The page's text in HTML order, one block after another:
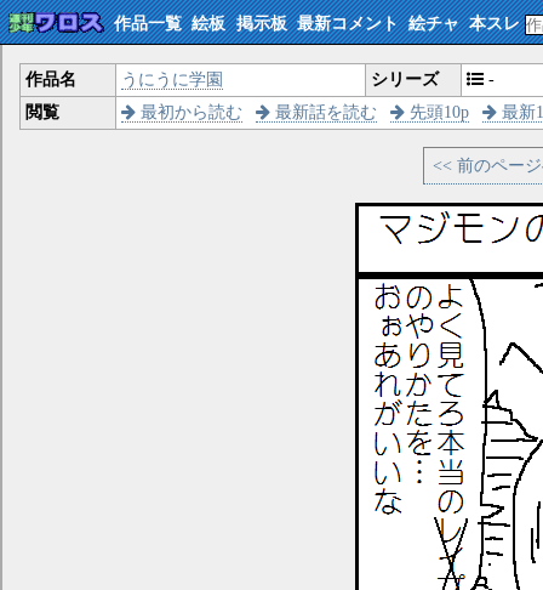
作品一覧 絵板 掲示板 最新コメント 絵チャ 本スレ
作品名 うにうに学園 シリーズ
-
閲覧
最初から読む 最新話を読む 先頭10p 最新
<< 前のペー